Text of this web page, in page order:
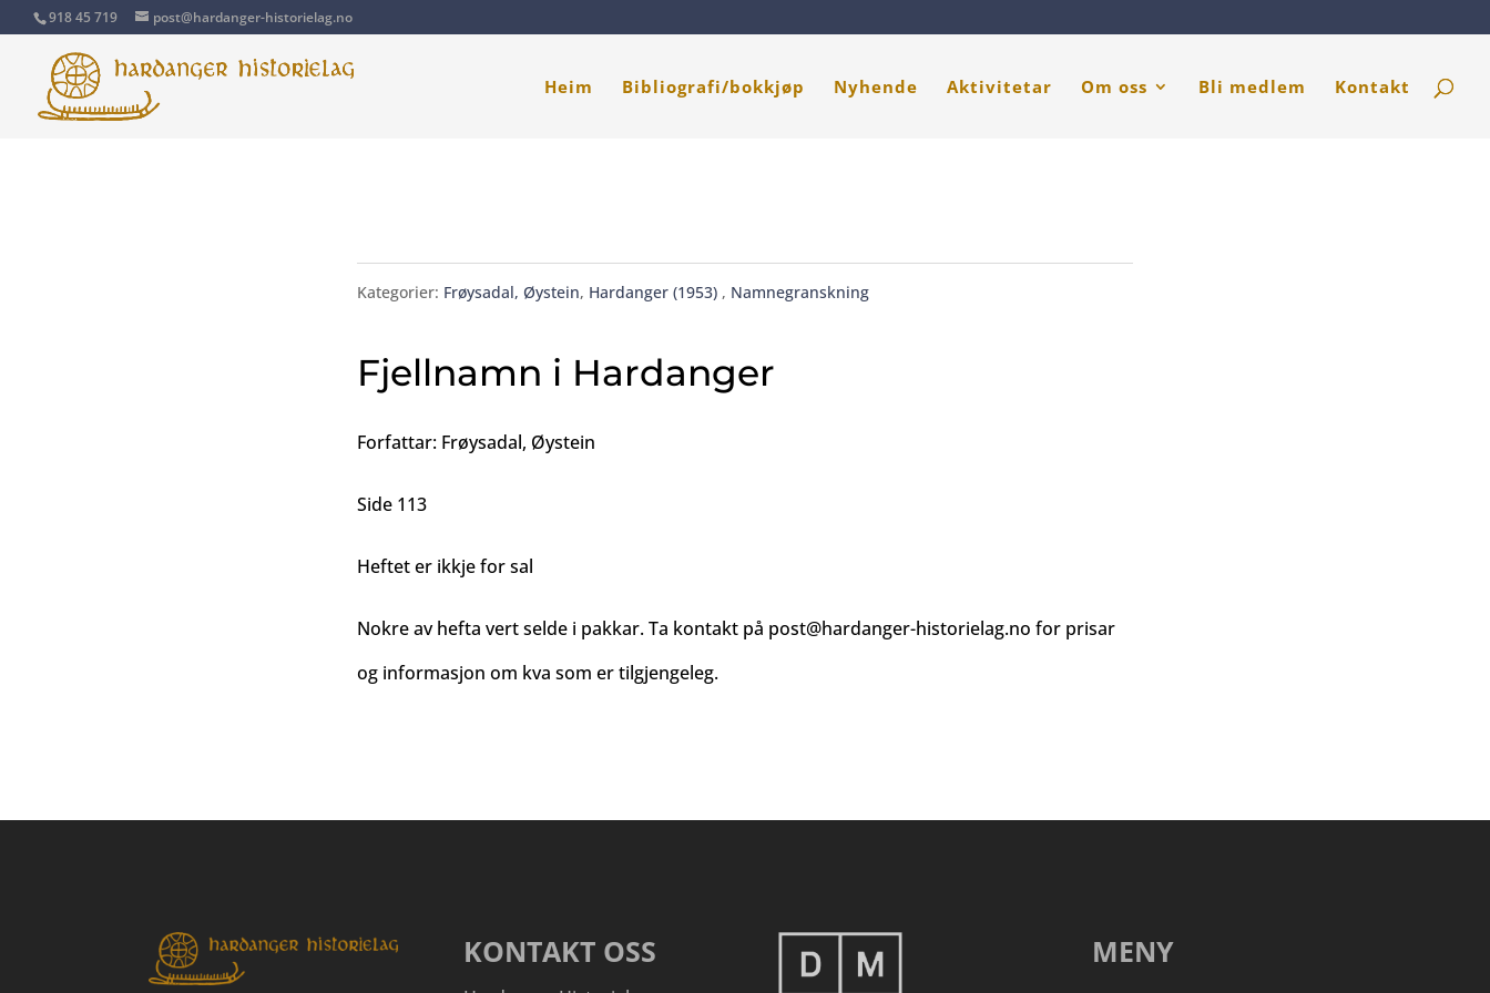
918 45 719 post@hardanger-historielag.no
Heim Bibliografi/bokkjøp Nyhende Aktivitetar Om oss Bli medlem Kontakt
Kategorier: Frøysadal, Øystein, Hardanger (1953) , Namnegranskning
Fjellnamn i Hardanger
Forfattar: Frøysadal, Øystein
Side 113
Heftet er ikkje for sal
Nokre av hefta vert selde i pakkar. Ta kontakt på post@hardanger-historielag.no for prisar
og informasjon om kva som er tilgjengeleg.
KONTAKT OSS MENY